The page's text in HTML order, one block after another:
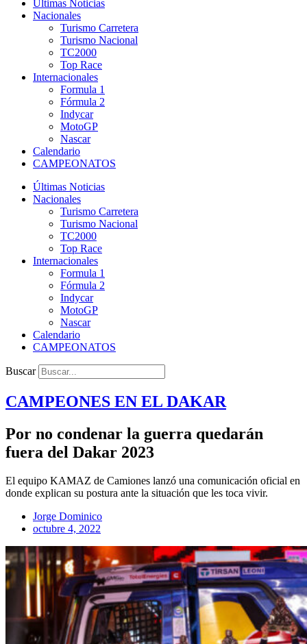
Últimas Noticias
Nacionales
Turismo Carretera
Turismo Nacional
TC2000
Top Race
Internacionales
Formula 1
Fórmula 2
Indycar
MotoGP
Nascar
Calendario
CAMPEONATOS
Últimas Noticias
Nacionales
Turismo Carretera
Turismo Nacional
TC2000
Top Race
Internacionales
Formula 1
Fórmula 2
Indycar
MotoGP
Nascar
Calendario
CAMPEONATOS
Buscar
CAMPEONES EN EL DAKAR
Por no condenar la guerra quedarán
fuera del Dakar 2023
El equipo KAMAZ de Camiones lanzó una comunicación oficial en
donde explican su postura ante la situación que les toca vivir.
Jorge Dominico
octubre 4, 2022